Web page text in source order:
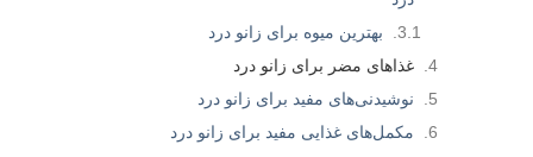
بهترین میوه برای زانو درد
غذاهای مضر برای زانو درد
نوشیدنی‌های مفید برای زانو درد
مکمل‌های غذایی مفید برای زانو درد